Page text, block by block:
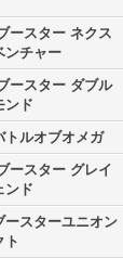
ースター ネクス
ンチャー
ースター ダブル
ンド
トルオブオメガ
ースター グレイ
ンド
ースターユニオン
ト